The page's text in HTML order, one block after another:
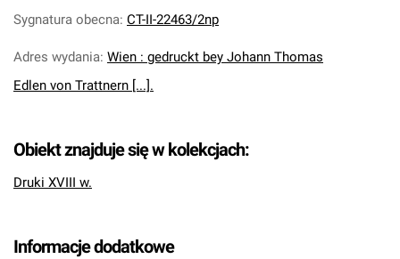
Sygnatura obecna: CT-II-22463/2np
Adres wydania: Wien : gedruckt bey Johann Thomas
Edlen von Trattnern [...].
Obiekt znajduje się w kolekcjach:
Druki XVIII w.
Informacje dodatkowe